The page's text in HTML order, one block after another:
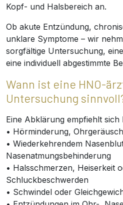
Kopf- und Halsbereich an.
Ob akute Entzündung,
unklare Symptome – wir
sorgfältige Untersuchung,
eine individuell abgestimmte
Wann ist eine HNO-
Untersuchung
Eine Abklärung empfiehlt sich
• Hörminderung,
• Wiederkehrendem
Nasenatmungsbehinderung
• Halsschmerzen, Heiserkeit
Schluckbeschwerden
• Schwindel oder